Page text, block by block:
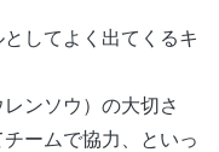
してよく出てくるキ
ンソウ）の大切さ
ームで協力、といっ